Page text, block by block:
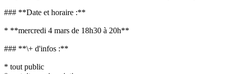
### **Date et horaire :**
* **mercredi 4 mars de 18h30 à 20h**
### **\+ d'infos :**
* tout public